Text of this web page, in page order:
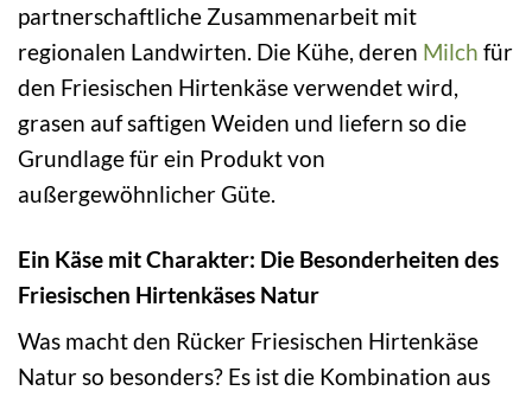
partnerschaftliche Zusammenarbeit mit
regionalen Landwirten. Die Kühe, deren Milch für
den Friesischen Hirtenkäse verwendet wird,
grasen auf saftigen Weiden und liefern so die
Grundlage für ein Produkt von
außergewöhnlicher Güte.
Ein Käse mit Charakter: Die Besonderheiten des
Friesischen Hirtenkäses Natur
Was macht den Rücker Friesischen Hirtenkäse
Natur so besonders? Es ist die Kombination aus